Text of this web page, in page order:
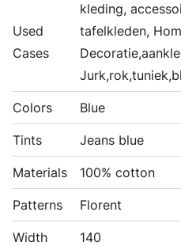
Used
Cases
kleding,
tafelkleden,
Colors Blue
Tints Jeans blue
Materials 100% cotton
Patterns Florent
Width 140